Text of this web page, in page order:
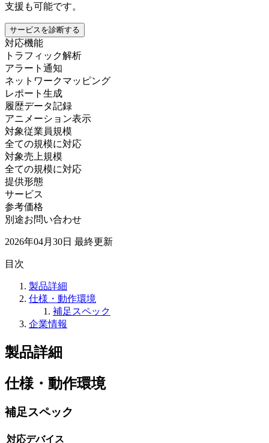
支援も可能です。
サービスを診断する
対応機能
トラフィック解析
アラート通知
ネットワークマッピング
レポート生成
履歴データ記録
アニメーション表示
対象従業員規模
全ての規模に対応
対象売上規模
全ての規模に対応
提供形態
サービス
参考価格
別途お問い合わせ
2026年04月30日 最終更新
目次
製品詳細
仕様・動作環境
補足スペック
企業情報
製品詳細
仕様・動作環境
補足スペック
対応デバイス